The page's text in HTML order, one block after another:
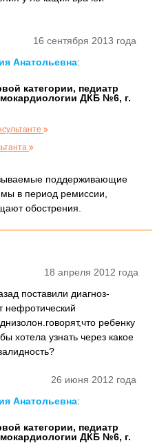
16 сентября 2013 года
Анатольевна:
категории, педиатр
ДКБ №6, г.
поддерживающие
в период ремиссии,
обострения.
18 апреля 2012 года
поставили диагноз-
нефротический
ребенку
хотела узнать через какое
26 июня 2012 года
Анатольевна:
категории, педиатр
ДКБ №6, г.